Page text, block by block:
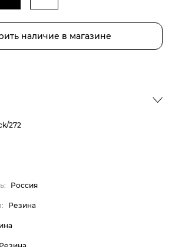
наличие в магазине
272
Россия
Резина